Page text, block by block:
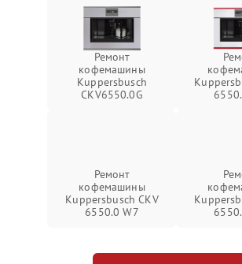
Ремонт
кофемашины
Kuppersbusch
CKV6550.0G
Ремонт
кофемашины
Kuppersbusch CKV
6550.0 W7